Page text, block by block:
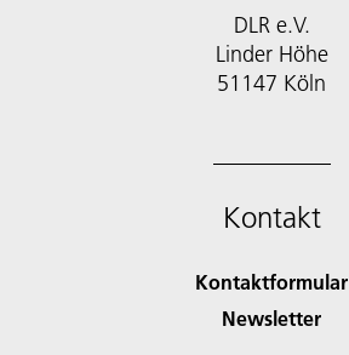
DLR e.V.
Linder Höhe
51147 Köln
Kontakt
Kontaktformular
Newsletter